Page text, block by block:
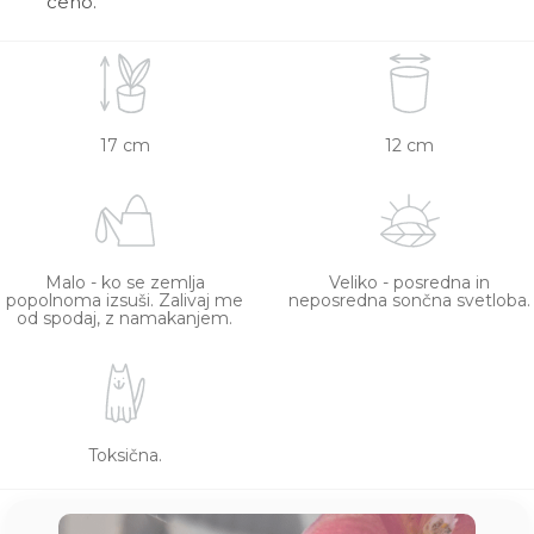
17 cm 12 cm
Malo - ko se zemlja
popolnoma izsuši. Zalivaj me
od spodaj, z namakanjem.
Veliko - posredna in
neposredna sončna svetloba.
Toksična.